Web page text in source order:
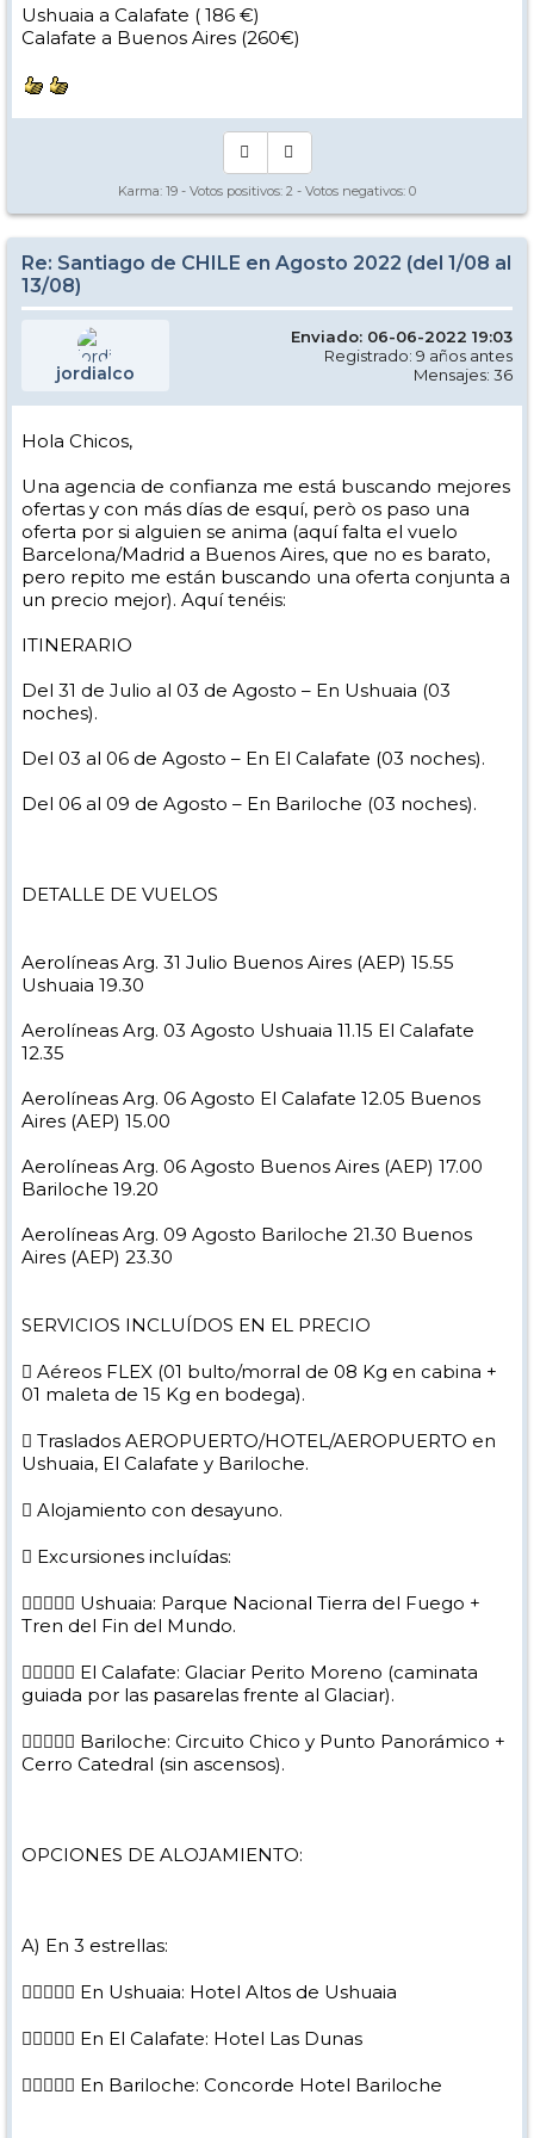
Ushuaia a Calafate ( 186 €)
Calafate a Buenos Aires (260€)
Karma: 19 - Votos positivos: 2 - Votos negativos: 0
Re: Santiago de CHILE en Agosto 2022 (del 1/08 al
13/08)
jordialco
Enviado: 06-06-2022 19:03
Registrado: 9 años antes
Mensajes: 36
Hola Chicos,
Una agencia de confianza me está buscando mejores
ofertas y con más días de esquí, però os paso una
oferta por si alguien se anima (aquí falta el vuelo
Barcelona/Madrid a Buenos Aires, que no es barato,
pero repito me están buscando una oferta conjunta a
un precio mejor). Aquí tenéis:
ITINERARIO
Del 31 de Julio al 03 de Agosto – En Ushuaia (03
noches).
Del 03 al 06 de Agosto – En El Calafate (03 noches).
Del 06 al 09 de Agosto – En Bariloche (03 noches).
DETALLE DE VUELOS
Aerolíneas Arg. 31 Julio Buenos Aires (AEP) 15.55
Ushuaia 19.30
Aerolíneas Arg. 03 Agosto Ushuaia 11.15 El Calafate
12.35
Aerolíneas Arg. 06 Agosto El Calafate 12.05 Buenos
Aires (AEP) 15.00
Aerolíneas Arg. 06 Agosto Buenos Aires (AEP) 17.00
Bariloche 19.20
Aerolíneas Arg. 09 Agosto Bariloche 21.30 Buenos
Aires (AEP) 23.30
SERVICIOS INCLUÍDOS EN EL PRECIO
 Aéreos FLEX (01 bulto/morral de 08 Kg en cabina +
01 maleta de 15 Kg en bodega).
 Traslados AEROPUERTO/HOTEL/AEROPUERTO en
Ushuaia, El Calafate y Bariloche.
 Alojamiento con desayuno.
 Excursiones incluídas:
 Ushuaia: Parque Nacional Tierra del Fuego +
Tren del Fin del Mundo.
 El Calafate: Glaciar Perito Moreno (caminata
guiada por las pasarelas frente al Glaciar).
 Bariloche: Circuito Chico y Punto Panorámico +
Cerro Catedral (sin ascensos).
OPCIONES DE ALOJAMIENTO:
A) En 3 estrellas:
 En Ushuaia: Hotel Altos de Ushuaia
 En El Calafate: Hotel Las Dunas
 En Bariloche: Concorde Hotel Bariloche